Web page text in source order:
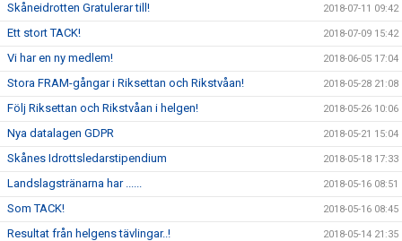
Skåneidrotten Gratulerar till! 2018-07-11 09:42
Ett stort TACK! 2018-07-09 15:42
Vi har en ny medlem! 2018-06-05 17:04
Stora FRAM-gångar i Riksettan och Rikstvåan! 2018-05-28 21:08
Följ Riksettan och Rikstvåan i helgen! 2018-05-26 10:06
Nya datalagen GDPR 2018-05-21 15:04
Skånes Idrottsledarstipendium 2018-05-18 17:33
Landslagstränarna har ...... 2018-05-16 08:51
Som TACK! 2018-05-16 08:45
Resultat från helgens tävlingar..! 2018-05-14 21:35